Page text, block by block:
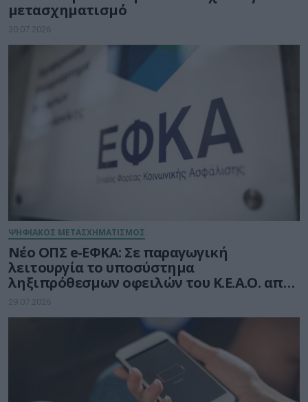
μετασχηματισμό
30.07.2026
ΨΗΦΙΑΚΟΣ ΜΕΤΑΣΧΗΜΑΤΙΣΜΟΣ
Νέο ΟΠΣ e-ΕΦΚΑ: Σε παραγωγική
λειτουργία το υποσύστημα
ληξιπρόθεσμων οφειλών του Κ.Ε.Α.Ο. από
10 Αυγούστου 2026
29.07.2026